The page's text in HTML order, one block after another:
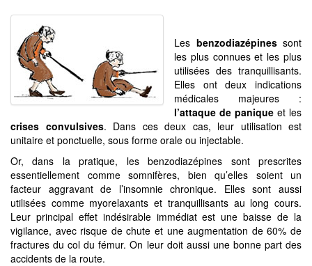
Les benzodiazépinessont
les plus connues et les plus
utilisées des tranquillisants.
Elles ont deux indications
médicales majeures :
l’attaque de panique et les
crises convulsives. Dans ces deux cas, leur utilisation est
unitaire et ponctuelle, sous forme orale ou injectable.
Or, dans la pratique, les benzodiazépines sont prescrites
essentiellement comme somnifères, bien qu’elles soient un
facteur aggravant de l’insomnie chronique. Elles sont aussi
utilisées comme myorelaxants et tranquillisants au long cours.
Leur principal effet indésirable immédiat est une baisse de la
vigilance, avec risque de chute et une augmentation de 60% de
fractures du col du fémur. On leur doit aussi une bonne part des
accidents de la route.